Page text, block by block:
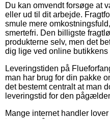
Du kan omvendt forsøge at
eller ud til dit arbejde.
smule mere
smertefri. Den billigste
produkterne selv, men det
dig lige ved online butikkens
Leveringstiden på
man har brug for din pakke
det bestemt centralt at man
leveringstid for den
Mange internet handler